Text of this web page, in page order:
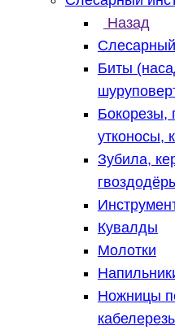
Назад
Биты
Бокорезы,
утконосы,
Зубила,
Кувалды
Молотки
Ножницы